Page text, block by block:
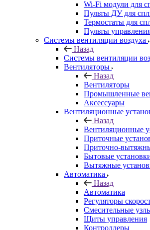
Wi-Fi модули для
Пульты ДУ для
Термостаты для
Пульты
Системы вентиляции воздуха
Назад
Системы вентиляции
Вентиляторы
Назад
Вентиляторы
Промышленные
Аксессуары
Вентиляционные
Назад
Вентиляционные
Приточные
Приточно-
Бытовые
Вытяжные
Автоматика
Назад
Автоматика
Регуляторы
Смесительные
Щиты управления
Контроллеры